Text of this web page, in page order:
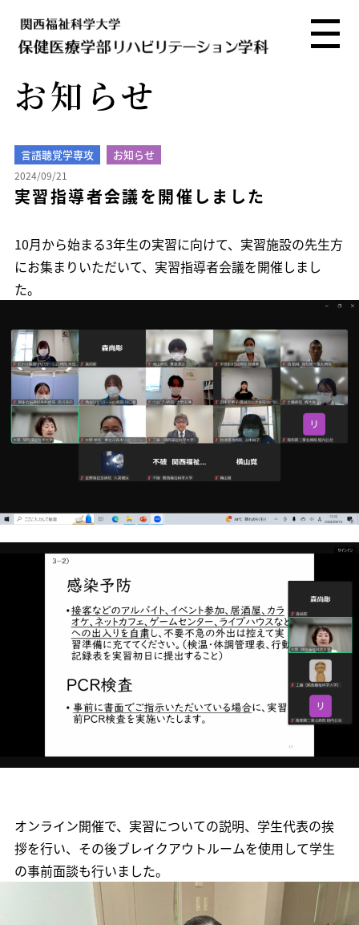
お知らせ
言語聴覚学専攻 お知らせ
2024/09/21
実習指導者会議を開催しました
10月から始まる3年生の実習に向けて、実習施設の先生方
にお集まりいただいて、実習指導者会議を開催しまし
た。
オンライン開催で、実習についての説明、学生代表の挨
拶を行い、その後ブレイクアウトルームを使用して学生
の事前面談も行いました。